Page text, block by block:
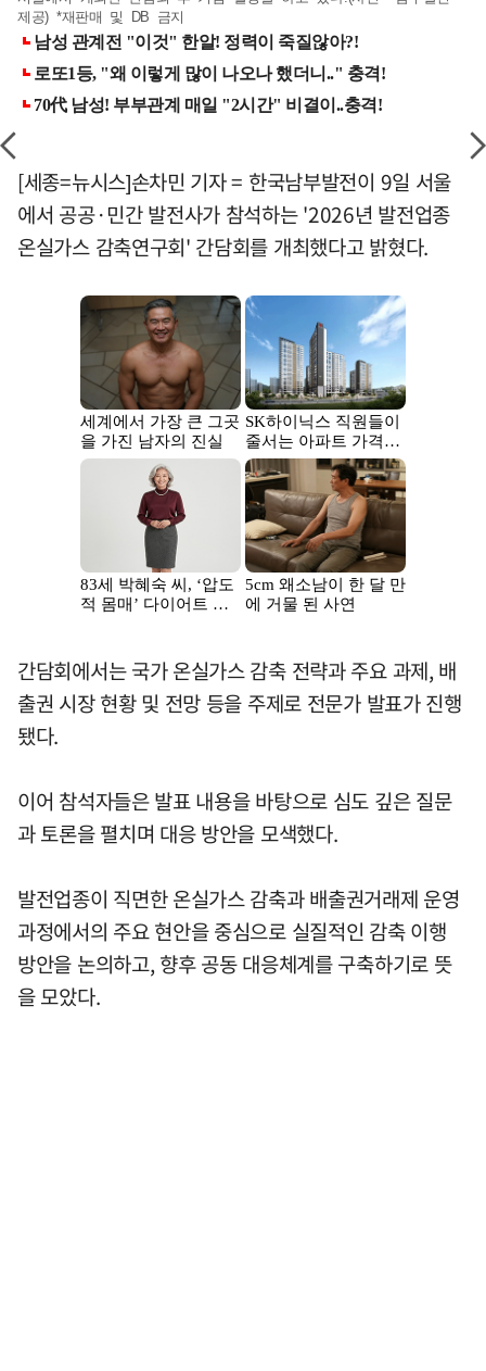
제공) *재판매 및 DB 금지
[세종=뉴시스]손차민 기자 = 한국남부발전이 9일 서울
에서 공공·민간 발전사가 참석하는 '2026년 발전업종
온실가스 감축연구회' 간담회를 개최했다고 밝혔다.
간담회에서는 국가 온실가스 감축 전략과 주요 과제, 배
출권 시장 현황 및 전망 등을 주제로 전문가 발표가 진행
됐다.
이어 참석자들은 발표 내용을 바탕으로 심도 깊은 질문
과 토론을 펼치며 대응 방안을 모색했다.
발전업종이 직면한 온실가스 감축과 배출권거래제 운영
과정에서의 주요 현안을 중심으로 실질적인 감축 이행
방안을 논의하고, 향후 공동 대응체계를 구축하기로 뜻
을 모았다.